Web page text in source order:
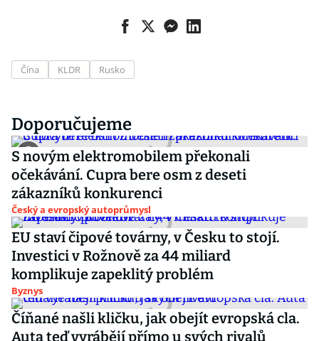
Čína KLDR Rusko
Doporučujeme
S novým elektromobilem překonali
očekávání. Cupra bere osm z deseti
zákazníků konkurenci
Český a evropský autoprůmysl
EU staví čipové továrny, v Česku to stojí.
Investici v Rožnově za 44 miliard
komplikuje zapeklitý problém
Byznys
Číňané našli kličku, jak obejít evropská cla.
Auta teď vyrábějí přímo u svých rivalů